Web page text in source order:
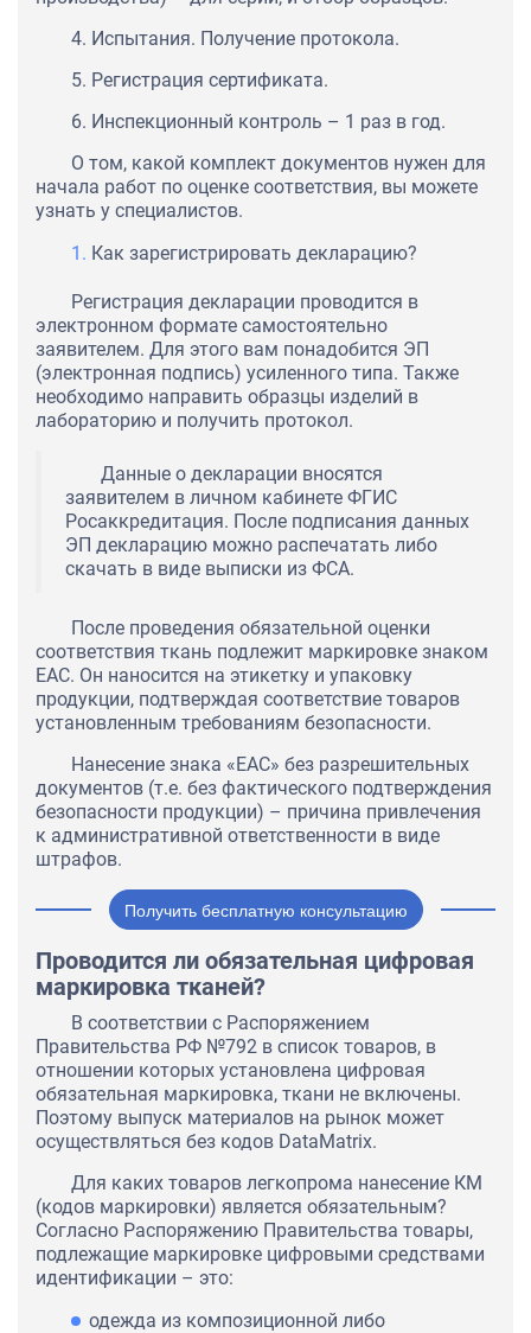
4. Испытания. Получение протокола.
5. Регистрация сертификата.
6. Инспекционный контроль – 1 раз в год.
О том, какой комплект документов нужен для
начала работ по оценке соответствия, вы можете
узнать у специалистов.
Как зарегистрировать декларацию?
Регистрация декларации проводится в
электронном формате самостоятельно
заявителем. Для этого вам понадобится ЭП
(электронная подпись) усиленного типа. Также
необходимо направить образцы изделий в
лабораторию и получить протокол.
Данные о декларации вносятся
заявителем в личном кабинете ФГИС
Росаккредитация. После подписания данных
ЭП декларацию можно распечатать либо
скачать в виде выписки из ФСА.
После проведения обязательной оценки
соответствия ткань подлежит маркировке знаком
ЕАС. Он наносится на этикетку и упаковку
продукции, подтверждая соответствие товаров
установленным требованиям безопасности.
Нанесение знака «ЕАС» без разрешительных
документов (т.е. без фактического подтверждения
безопасности продукции) – причина привлечения
к административной ответственности в виде
штрафов.
Получить бесплатную консультацию
Проводится ли обязательная цифровая
маркировка тканей?
В соответствии с Распоряжением
Правительства РФ №792 в список товаров, в
отношении которых установлена цифровая
обязательная маркировка, ткани не включены.
Поэтому выпуск материалов на рынок может
осуществляться без кодов DataMatrix.
Для каких товаров легкопрома нанесение КМ
(кодов маркировки) является обязательным?
Согласно Распоряжению Правительства товары,
подлежащие маркировке цифровыми средствами
идентификации – это:
одежда из композиционной либо